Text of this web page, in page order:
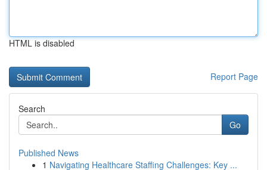
HTML is disabled
Report Page
Search
Go
Published News
1 Navigating Healthcare Staffing Challenges: Key ...